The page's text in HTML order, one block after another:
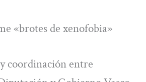
«brotes de xenofobia»
coordinación entre